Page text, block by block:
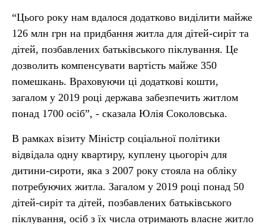
“Цього року нам вдалося додатково виділити майже
126 млн грн на придбання житла для дітей-сиріт та
дітей, позбавлених батьківського піклування. Це
дозволить компенсувати вартість майже 350
помешкань. Враховуючи ці додаткові кошти,
загалом у 2019 році держава забезпечить житлом
понад 1700 осіб”, - сказала Юлія Соколовська.
В рамках візиту Міністр соціальної політики
відвідала одну квартиру, куплену цьогоріч для
дитини-сироти, яка з 2007 року стояла на обліку
потребуючих житла. Загалом у 2019 році понад 50
дітей-сиріт та дітей, позбавлених батьківського
піклування, осіб з їх числа отримають власне житло